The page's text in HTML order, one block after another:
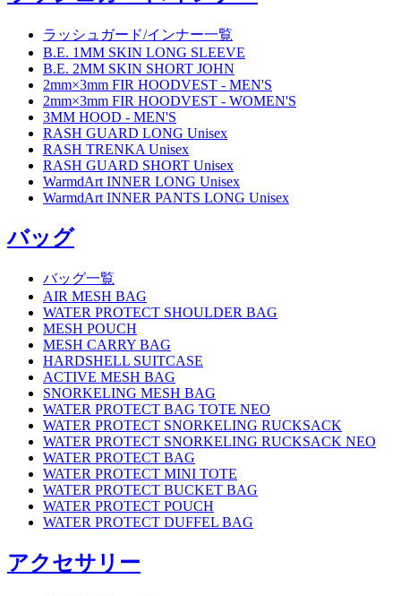
ラッシュガード/インナー一覧
B.E. 1MM SKIN LONG SLEEVE
B.E. 2MM SKIN SHORT JOHN
2mm×3mm FIR HOODVEST - MEN'S
2mm×3mm FIR HOODVEST - WOMEN'S
3MM HOOD - MEN'S
RASH GUARD LONG Unisex
RASH TRENKA Unisex
RASH GUARD SHORT Unisex
WarmdArt INNER LONG Unisex
WarmdArt INNER PANTS LONG Unisex
バッグ
バッグ一覧
AIR MESH BAG
WATER PROTECT SHOULDER BAG
MESH POUCH
MESH CARRY BAG
HARDSHELL SUITCASE
ACTIVE MESH BAG
SNORKELING MESH BAG
WATER PROTECT BAG TOTE NEO
WATER PROTECT SNORKELING RUCKSACK
WATER PROTECT SNORKELING RUCKSACK NEO
WATER PROTECT BAG
WATER PROTECT MINI TOTE
WATER PROTECT BUCKET BAG
WATER PROTECT POUCH
WATER PROTECT DUFFEL BAG
アクセサリー